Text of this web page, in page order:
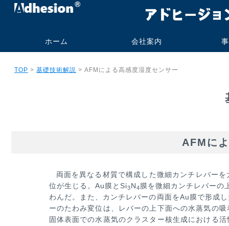
ホーム 会社案内
TOP > 基礎技術解説 > AFMによる高感度湿度センサー
AFMに
両面を異なる材質で構成した微細カンチレバー
位が生じる。Au膜とSi3N4膜を微細カンチレバーの
わんだ。また、カンチ レバーの両面をAu膜で形成
ーのたわみ変位は、レバーの上下面への水蒸気の
固体表面での水蒸気のクラスター核生成における活